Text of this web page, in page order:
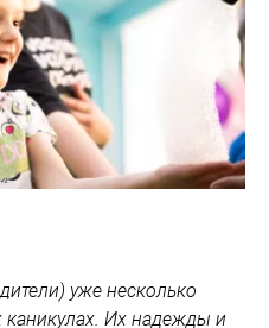
уже несколько
каникулах. Их надежды и